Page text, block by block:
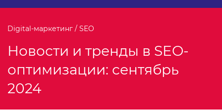
Digital-маркетинг / SEO
Новости и тренды в SEO-
оптимизации: сентябрь
2024